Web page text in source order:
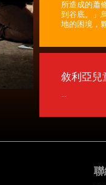
所造成的蕭
到谷底。」
地的困境，
敘利亞兒
...
聯